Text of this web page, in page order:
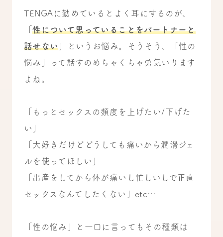
TENGAに勤めているとよく耳にするのが、
「性について思っていることをパートナーと
話せない 」というお悩み。そうそう、「性の
悩み」って話すのめちゃくちゃ勇気いります
よね。
「もっとセックスの頻度を上げたい/下げた
い」
「大好きだけどどうしても痛いから潤滑ジェ
ルを使ってほしい」
「出産をしてから体が痛いし忙しいしで正直
セックスなんてしたくない」etc…
「性の悩み」と一口に言ってもその種類は